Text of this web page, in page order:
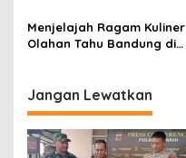
Pemerintahan
Menjelajah Ragam Kuliner
Olahan Tahu Bandung di
Jangan Lewatkan